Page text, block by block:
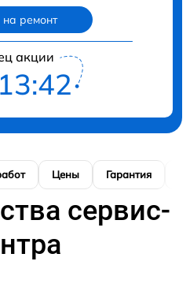
ремонт
акции
Цены Гарантия
сервис-